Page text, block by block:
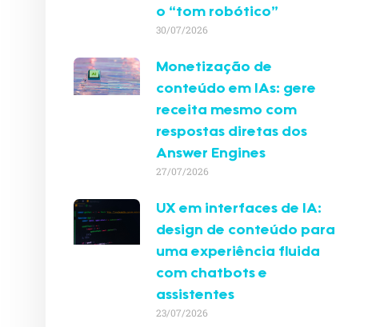
o “tom robótico”
30/07/2026
Monetização de
conteúdo em IAs: gere
receita mesmo com
respostas diretas dos
Answer Engines
27/07/2026
UX em interfaces de IA:
design de conteúdo para
uma experiência fluida
com chatbots e
assistentes
23/07/2026